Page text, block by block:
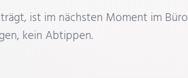
ist im nächsten Moment im Büro
kein Abtippen.